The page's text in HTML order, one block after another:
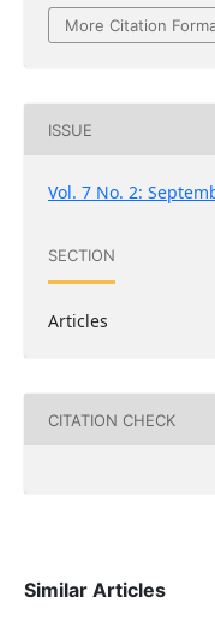
More Citation
ISSUE
Vol. 7 No. 2:
SECTION
Articles
CITATION CHECK
Similar Articles